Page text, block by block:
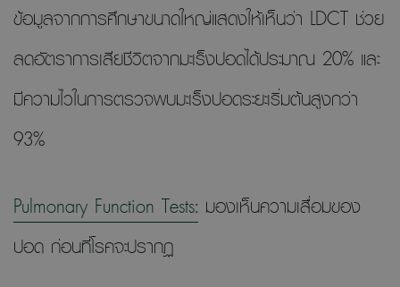
ข้อมูลจากการศึกษาขนาดใหญ่แสดงให้เห็นว่า LDCT ช่วย
ลดอัตราการเสียชีวิตจากมะเร็งปอดได้ประมาณ 20% และ
มีความไวในการตรวจพบมะเร็งปอดระยะเริ่มต้นสูงกว่า
93%
Pulmonary Function Tests: มองเห็นความเสื่อมของ
ปอด ก่อนที่โรคจะปรากฏ